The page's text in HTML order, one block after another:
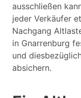
ausschließen
jeder Verkäufer
Nachgang
in Gnarrenburg
und
absichern.